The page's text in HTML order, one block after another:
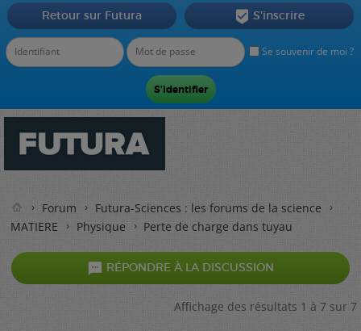
Se souvenir de moi ?
Retour sur Futura  S'inscrire
Forum
Futura-Sciences : les forums de la science
MATIERE
Physique Perte de charge dans tuyau
 RÉPONDRE À LA DISCUSSION
Affichage des résultats 1 à 7 sur 7